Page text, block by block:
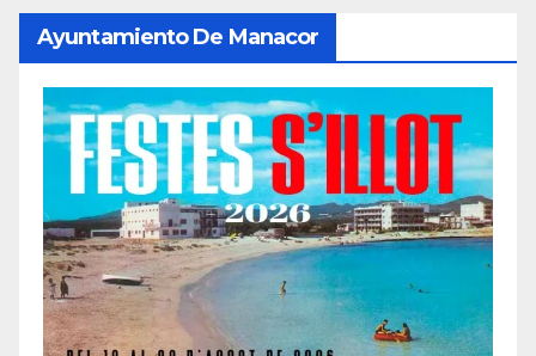
Ayuntamiento De Manacor